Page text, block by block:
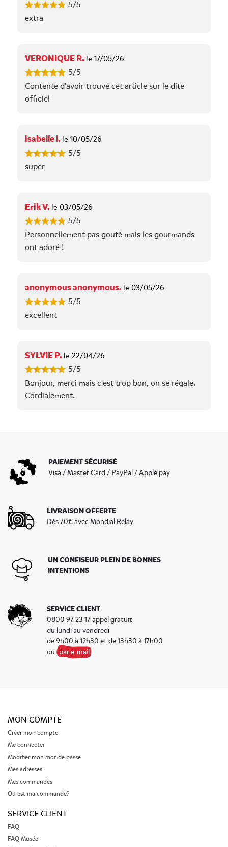
5/5
extra
VERONIQUE R. le 17/05/26
5/5
Contente d'avoir trouvé cet article sur le dite
officiel
isabelle l. le 10/05/26
5/5
super
Erik V. le 03/05/26
5/5
Personnellement pas gouté mais les gourmands
ont adoré !
anonymous anonymous. le 03/05/26
5/5
excellent
SYLVIE P. le 22/04/26
5/5
Bonjour, merci mais c'est trop bon, on se régale.
Cordialement.
PAIEMENT SÉCURISÉ
Visa / Master Card / PayPal / Apple pay
LIVRAISON OFFERTE
Dès 70€ avec Mondial Relay
UN CONFISEUR PLEIN DE BONNES
INTENTIONS
SERVICE CLIENT
0800 97 23 17 appel gratuit
du lundi au vendredi
de 9h00 à 12h30 et de 13h30 à 17h00
ou par e-mail
MON COMPTE
Créer mon compte
Me connecter
Modifier mon mot de passe
Mes adresses
Mes commandes
Où est ma commande?
SERVICE CLIENT
FAQ
FAQ Musée